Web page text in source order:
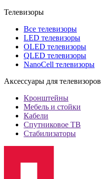
Телевизоры
Все телевизоры
LED телевизоры
OLED телевизоры
QLED телевизоры
NanoCell телевизоры
Аксессуары для телевизоров
Кронштейны
Мебель и стойки
Кабели
Спутниковое ТВ
Стабилизаторы